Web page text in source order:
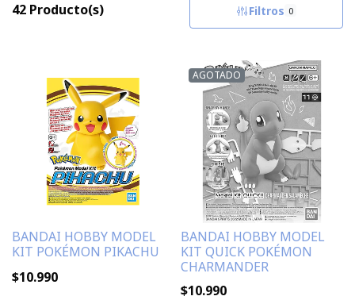
42 Producto(s) Filtros 0
BANDAI HOBBY MODEL
KIT POKÉMON PIKACHU
$10.990
AGOTADO
BANDAI HOBBY MODEL
KIT QUICK POKÉMON
CHARMANDER
$10.990